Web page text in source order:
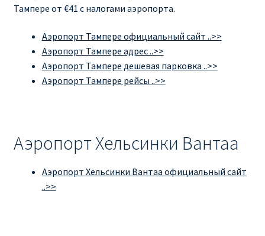
Тампере от €41 с налогами аэропорта.
Аэропорт Тампере официальный сайт ..>>
Аэропорт Тампере адрес ..>>
Аэропорт Тампере дешевая парковка ..>>
Аэропорт Тампере рейсы ..>>
Аэропорт Хельсинки Вантаа
Аэропорт Хельсинки Вантаа официальный сайт
..>>